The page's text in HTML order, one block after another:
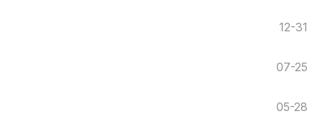
12-31
07-25
05-28